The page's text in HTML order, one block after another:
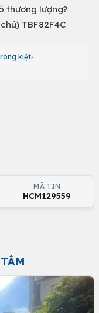
thương lượng?
TBF82F4C
kiệt
MÃ TIN
HCM129559